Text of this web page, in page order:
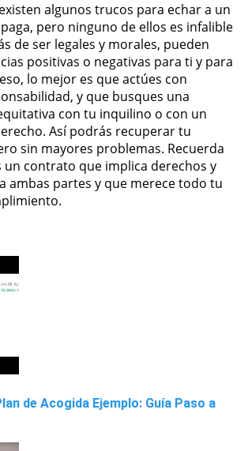
algunos trucos para echar a un
pero ninguno de ellos es infalible
de ser legales y morales, pueden
positivas o negativas para ti y para
lo mejor es que actúes con
y que busques una
con tu inquilino o con un
Así podrás recuperar tu
sin mayores problemas. Recuerda
un contrato que implica derechos y
ambas partes y que merece todo tu
de Acogida Ejemplo: Guía Paso a